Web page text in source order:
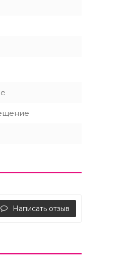
Написать отзыв